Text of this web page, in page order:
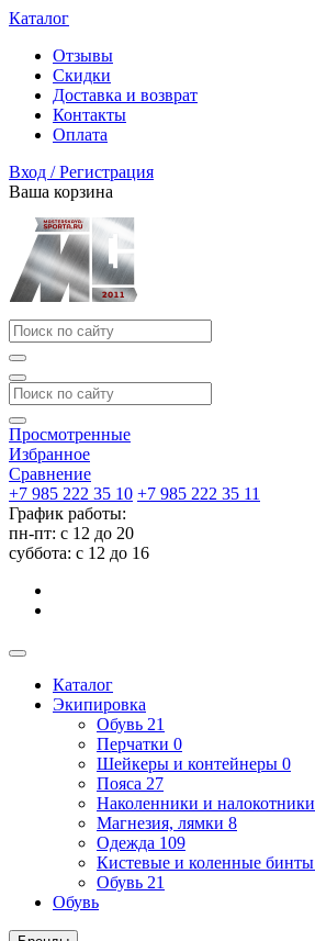
Каталог
Отзывы
Скидки
Доставка и возврат
Контакты
Оплата
Вход / Регистрация
Ваша корзина
Просмотренные
Избранное
Сравнение
+7 985 222 35 10 +7 985 222 35 11
График работы:
пн-пт: с 12 до 20
суббота: c 12 до 16
Каталог
Экипировка
Обувь 21
Перчатки 0
Шейкеры и контейнеры 0
Пояса 27
Наколенники и налокотники
Магнезия, лямки 8
Одежда 109
Кистевые и коленные бинты
Обувь 21
Обувь